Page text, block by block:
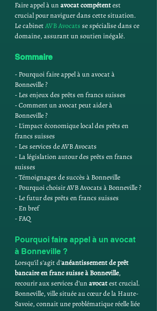
Faire appel à un avocat compétent est
crucial pour naviguer dans cette situation.
Le cabinet AVB Avocats se spécialise dans ce
domaine, assurant un soutien inégalé.
Sommaire
- Pourquoi faire appel à un avocat à
Bonneville ?
- Les enjeux des prêts en francs suisses
- Comment un avocat peut aider à
Bonneville ?
- L'impact économique local des prêts en
francs suisses
- Les services de AVB Avocats
- La législation autour des prêts en francs
suisses
- Témoignages de succès à Bonneville
- Pourquoi choisir AVB Avocats à Bonneville ?
- Le futur des prêts en francs suisses
- En bref
- FAQ
Pourquoi faire appel à un avocat
à Bonneville ?
Lorsqu'il s'agit d'anéantissement de prêt
bancaire en franc suisse à Bonneville,
recourir aux services d’un avocat est crucial.
Bonneville, ville située au cœur de la Haute-
Savoie, connait une problématique réelle liée